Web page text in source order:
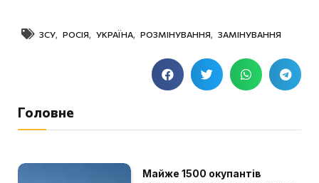
ЗСУ РОСІЯ УКРАЇНА РОЗМІНУВАННЯ ЗАМІНУВАННЯ
Головне
Майже 1500 окупантів